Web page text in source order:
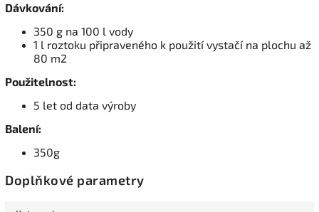
Dávkování:
350 g na 100 l vody
1 l roztoku připraveného k použití vystačí na plochu až
80 m2
Použitelnost:
5 let od data výroby
Balení:
350g
Doplňkové parametry